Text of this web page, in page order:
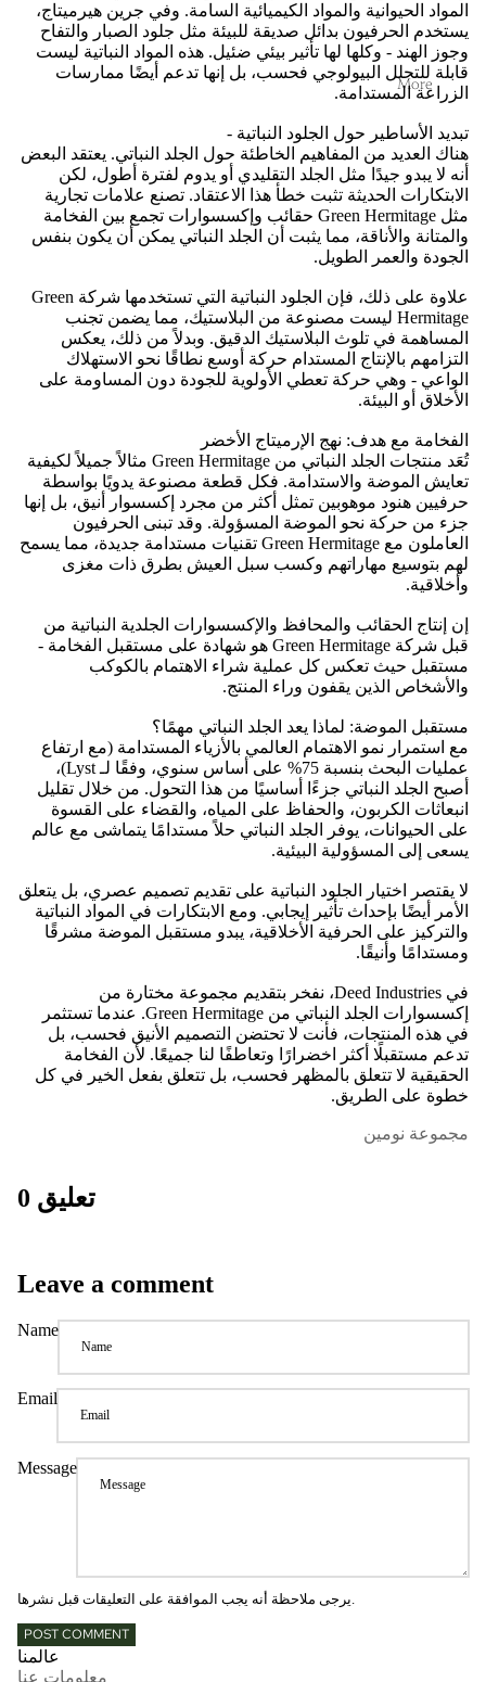
More
المواد الحيوانية والمواد الكيميائية السامة. وفي جرين هيرميتاج،
يستخدم الحرفيون بدائل صديقة للبيئة مثل جلود الصبار والتفاح
وجوز الهند - وكلها لها تأثير بيئي ضئيل. هذه المواد النباتية ليست
قابلة للتحلل البيولوجي فحسب، بل إنها تدعم أيضًا ممارسات
الزراعة المستدامة.
تبديد الأساطير حول الجلود النباتية -
هناك العديد من المفاهيم الخاطئة حول الجلد النباتي. يعتقد البعض
أنه لا يبدو جيدًا مثل الجلد التقليدي أو يدوم لفترة أطول، لكن
الابتكارات الحديثة تثبت خطأ هذا الاعتقاد. تصنع علامات تجارية
مثل Green Hermitage حقائب وإكسسوارات تجمع بين الفخامة
والمتانة والأناقة، مما يثبت أن الجلد النباتي يمكن أن يكون بنفس
الجودة والعمر الطويل.
علاوة على ذلك، فإن الجلود النباتية التي تستخدمها شركة Green
Hermitage ليست مصنوعة من البلاستيك، مما يضمن تجنب
المساهمة في تلوث البلاستيك الدقيق. وبدلاً من ذلك، يعكس
التزامهم بالإنتاج المستدام حركة أوسع نطاقًا نحو الاستهلاك
الواعي - وهي حركة تعطي الأولوية للجودة دون المساومة على
الأخلاق أو البيئة.
الفخامة مع هدف: نهج الإرميتاج الأخضر
تُعَد منتجات الجلد النباتي من Green Hermitage مثالاً جميلاً لكيفية
تعايش الموضة والاستدامة. فكل قطعة مصنوعة يدويًا بواسطة
حرفيين هنود موهوبين تمثل أكثر من مجرد إكسسوار أنيق، بل إنها
جزء من حركة نحو الموضة المسؤولة. وقد تبنى الحرفيون
العاملون مع Green Hermitage تقنيات مستدامة جديدة، مما يسمح
لهم بتوسيع مهاراتهم وكسب سبل العيش بطرق ذات مغزى
وأخلاقية.
إن إنتاج الحقائب والمحافظ والإكسسوارات الجلدية النباتية من
قبل شركة Green Hermitage هو شهادة على مستقبل الفخامة -
مستقبل حيث تعكس كل عملية شراء الاهتمام بالكوكب
والأشخاص الذين يقفون وراء المنتج.
مستقبل الموضة: لماذا يعد الجلد النباتي مهمًا؟
مع استمرار نمو الاهتمام العالمي بالأزياء المستدامة (مع ارتفاع
عمليات البحث بنسبة 75% على أساس سنوي، وفقًا لـ Lyst)،
أصبح الجلد النباتي جزءًا أساسيًا من هذا التحول. من خلال تقليل
انبعاثات الكربون، والحفاظ على المياه، والقضاء على القسوة
على الحيوانات، يوفر الجلد النباتي حلاً مستدامًا يتماشى مع عالم
يسعى إلى المسؤولية البيئية.
لا يقتصر اختيار الجلود النباتية على تقديم تصميم عصري، بل يتعلق
الأمر أيضًا بإحداث تأثير إيجابي. ومع الابتكارات في المواد النباتية
والتركيز على الحرفية الأخلاقية، يبدو مستقبل الموضة مشرقًا
ومستدامًا وأنيقًا.
في Deed Industries، نفخر بتقديم مجموعة مختارة من
إكسسوارات الجلد النباتي من Green Hermitage. عندما تستثمر
في هذه المنتجات، فأنت لا تحتضن التصميم الأنيق فحسب، بل
تدعم مستقبلًا أكثر اخضرارًا وتعاطفًا لنا جميعًا. لأن الفخامة
الحقيقية لا تتعلق بالمظهر فحسب، بل تتعلق بفعل الخير في كل
خطوة على الطريق.
مجموعة نومين
0 تعليق
Leave a comment
Name
Email
Message
POST COMMENT
عالمنا
معلومات عنا